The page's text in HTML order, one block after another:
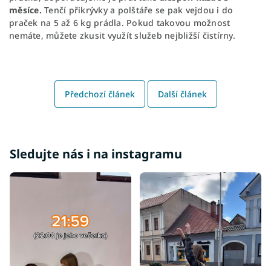
měsíce. Tenčí přikrývky a polštáře se pak vejdou i do
praček na 5 až 6 kg prádla. Pokud takovou možnost
nemáte, můžete zkusit využít služeb nejbližší čistírny.
Předchozí článek Další článek
Sledujte nás i na instagramu